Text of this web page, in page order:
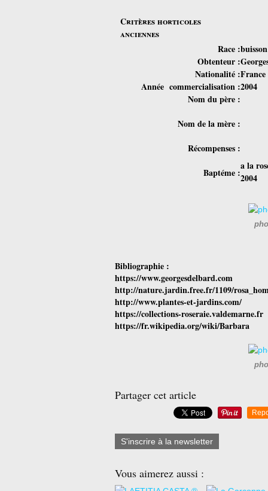
Critères horticoles
anciennes
Race :
Obtenteur :
Nationalité :France
Année commercialisation :2004
Nom du père :
Nom de la mère :
Récompenses :
Baptéme :
a la
2004
Bibliographie :
https://www.georgesdelbard.com
http://nature.jardin.free.fr/1109/
http://www.plantes-et-jardins.com/
https://collections-roseraie.valdemarne.fr
https://fr.wikipedia.org/wiki/Barbara
Partager cet article
S'inscrire à la newsletter
Vous aimerez aussi :